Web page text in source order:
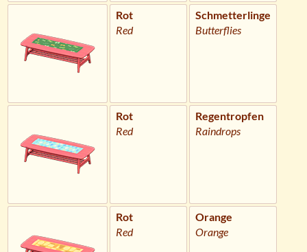
Rot
Red
Schmetterlinge
Butterflies
Rot
Red
Regentropfen
Raindrops
Rot
Red
Orange
Orange